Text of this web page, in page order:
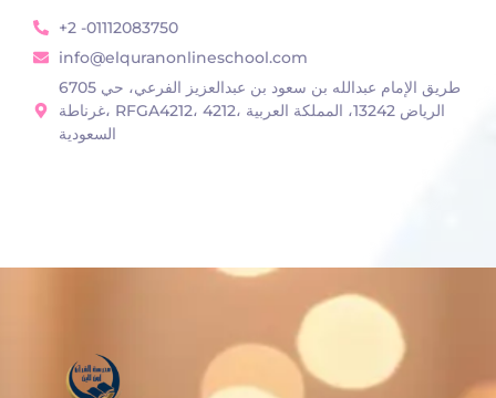
+2 -01112083750
info@elquranonlineschool.com
6705 طريق الإمام عبدالله بن سعود بن عبدالعزيز الفرعي، حي
غرناطة، RFGA4212، 4212، الرياض 13242، المملكة العربية
السعودية